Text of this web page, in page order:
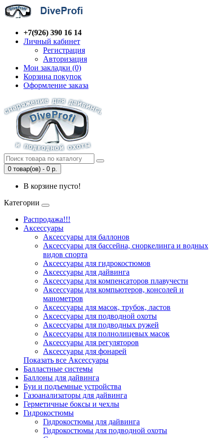
+7(926) 390 16 14
Личный кабинет
Регистрация
Авторизация
Мои закладки (0)
Корзина покупок
Оформление заказа
0 товар(ов) - 0 р.
В корзине пусто!
Категории
Распродажа!!!
Аксессуары
Аксессуары для баллонов
Аксессуары для бассейна, сноркелинга и водных
видов спорта
Аксессуары для гидрокостюмов
Аксессуары для дайвинга
Аксессуары для компенсаторов плавучести
Аксессуары для компьютеров, консолей и
манометров
Аксессуары для масок, трубок, ластов
Аксессуары для подводной охоты
Аксессуары для подводных ружей
Аксессуары для полнолицевых масок
Аксессуары для регуляторов
Аксессуары для фонарей
Показать все Аксессуары
Балластные системы
Баллоны для дайвинга
Буи и подъемные устройства
Газоанализаторы для дайвинга
Герметичные боксы и чехлы
Гидрокостюмы
Гидрокостюмы для дайвинга
Гидрокостюмы для подводной охоты